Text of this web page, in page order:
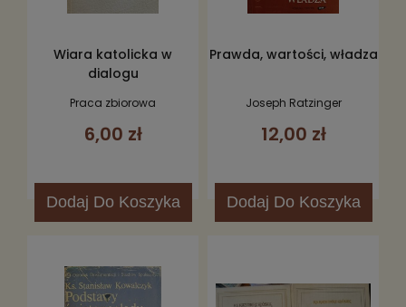
Wiara katolicka w
dialogu
Praca zbiorowa
6,00 zł
Dodaj Do Koszyka
Prawda, wartości, władza
Joseph Ratzinger
12,00 zł
Dodaj Do Koszyka